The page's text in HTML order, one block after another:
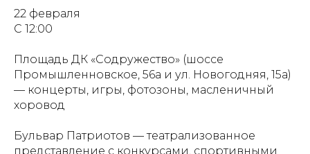
22 февраля
С 12:00
Площадь ДК «Содружество» (шоссе
Промышленновское, 56а и ул. Новогодняя, 15а)
— концерты, игры, фотозоны, масленичный
хоровод
Бульвар Патриотов — театрализованное
представление с конкурсами, спортивными